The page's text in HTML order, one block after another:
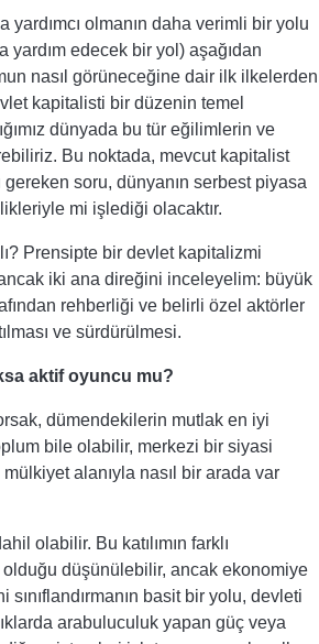
olmanın daha verimli bir yolu
edecek bir yol) aşağıdan
nasıl görüneceğine dair ilk ilkelerden
kapitalisti bir düzenin temel
dünyada bu tür eğilimlerin ve
Bu noktada, mevcut kapitalist
soru, dünyanın serbest piyasa
mi işlediği olacaktır.
Prensipte bir devlet kapitalizmi
iki ana direğini inceleyelim: büyük
rehberliği ve belirli özel aktörler
ve sürdürülmesi.
aktif oyuncu mu?
dümendekilerin mutlak en iyi
bile olabilir, merkezi bir siyasi
alanıyla nasıl bir arada var
olabilir. Bu katılımın farklı
olduğu düşünülebilir, ancak ekonomiye
sınıflandırmanın basit bir yolu, devleti
arabuluculuk yapan güç veya